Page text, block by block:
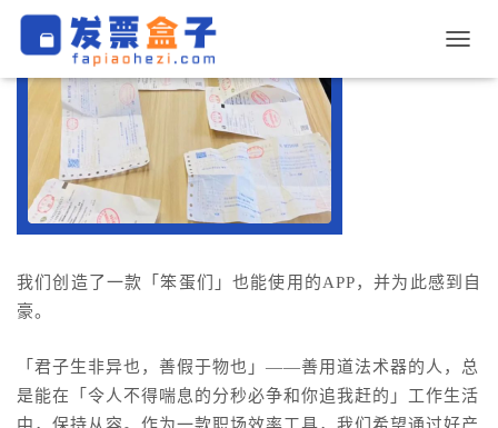
换
我们创造了一款「笨蛋们」也能使用的APP，并为此感到自
豪。
「君子生非异也，善假于物也」——善用道法术器的人，总
是能在「令人不得喘息的分秒必争和你追我赶的」工作生活